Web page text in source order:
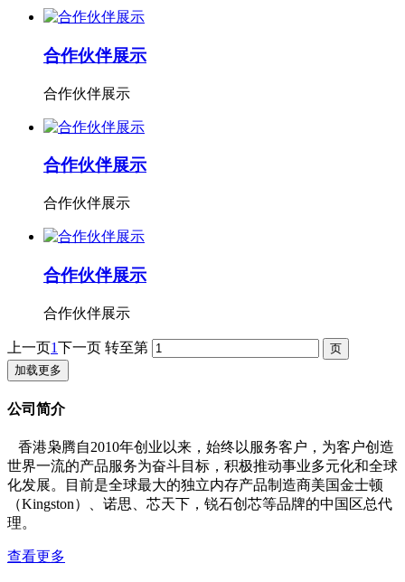
合作伙伴展示
合作伙伴展示
合作伙伴展示
合作伙伴展示
合作伙伴展示
合作伙伴展示
上一页1下一页 转至第
加载更多
公司简介
香港枭腾自2010年创业以来，始终以服务客户，为客户创造
世界一流的产品服务为奋斗目标，积极推动事业多元化和全球
化发展。目前是全球最大的独立内存产品制造商美国金士顿
（Kingston）、诺思、芯天下，锐石创芯等品牌的中国区总代
理。
查看更多